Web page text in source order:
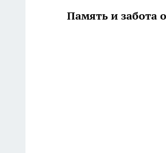
Память и забота